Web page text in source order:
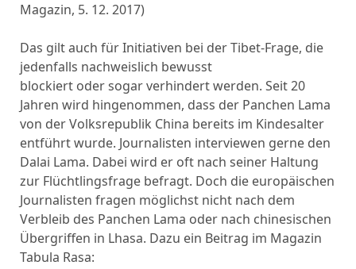
Magazin, 5. 12. 2017)
Das gilt auch für Initiativen bei der Tibet-Frage, die
jedenfalls nachweislich bewusst
blockiert oder sogar verhindert werden. Seit 20
Jahren wird hingenommen, dass der Panchen Lama
von der Volksrepublik China bereits im Kindesalter
entführt wurde. Journalisten interviewen gerne den
Dalai Lama. Dabei wird er oft nach seiner Haltung
zur Flüchtlingsfrage befragt. Doch die europäischen
Journalisten fragen möglichst nicht nach dem
Verbleib des Panchen Lama oder nach chinesischen
Übergriffen in Lhasa. Dazu ein Beitrag im Magazin
Tabula Rasa: